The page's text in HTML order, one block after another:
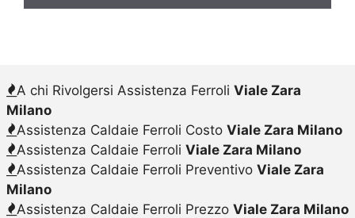
A chi Rivolgersi Assistenza Ferroli Viale Zara
Milano
Assistenza Caldaie Ferroli Costo Viale Zara Milano
Assistenza Caldaie Ferroli Viale Zara Milano
Assistenza Caldaie Ferroli Preventivo Viale Zara
Milano
Assistenza Caldaie Ferroli Prezzo Viale Zara Milano